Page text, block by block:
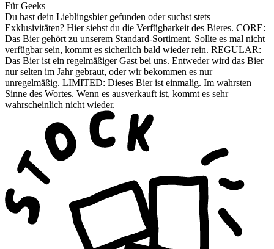
Für Geeks
Du hast dein Lieblingsbier gefunden oder suchst stets
Exklusivitäten? Hier siehst du die Verfügbarkeit des Bieres. CORE:
Das Bier gehört zu unserem Standard-Sortiment. Sollte es mal nicht
verfügbar sein, kommt es sicherlich bald wieder rein. REGULAR:
Das Bier ist ein regelmäßiger Gast bei uns. Entweder wird das Bier
nur selten im Jahr gebraut, oder wir bekommen es nur
unregelmäßig. LIMITED: Dieses Bier ist einmalig. Im wahrsten
Sinne des Wortes. Wenn es ausverkauft ist, kommt es sehr
wahrscheinlich nicht wieder.